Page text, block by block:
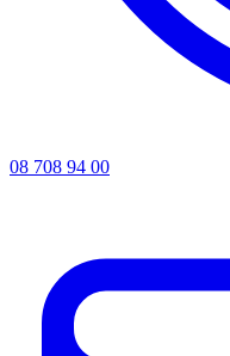
08 708 94 00